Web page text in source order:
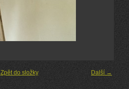
Další →
Zpět do složky